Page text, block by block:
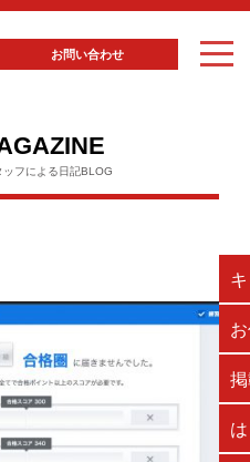
お問い合わせ
フによる日記BLOG